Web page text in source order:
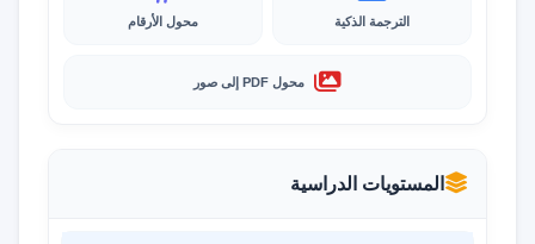
الترجمة الذكية محول الأرقام
محول PDF إلى صور
المستويات الدراسية